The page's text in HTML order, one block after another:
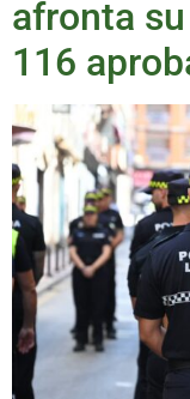
afronta
116